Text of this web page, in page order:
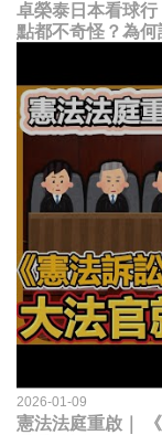
卓榮泰日本看球
點都不奇怪？為
2026-01-09
憲法法庭重啟｜